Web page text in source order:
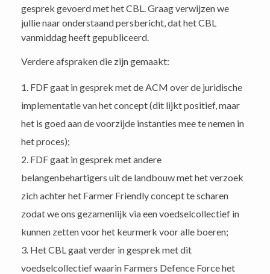
gesprek gevoerd met het CBL. Graag verwijzen we
jullie naar onderstaand persbericht, dat het CBL
vanmiddag heeft gepubliceerd.
Verdere afspraken die zijn gemaakt:
FDF gaat in gesprek met de ACM over de juridische
implementatie van het concept (dit lijkt positief, maar
het is goed aan de voorzijde instanties mee te nemen in
het proces);
FDF gaat in gesprek met andere
belangenbehartigers uit de landbouw met het verzoek
zich achter het Farmer Friendly concept te scharen
zodat we ons gezamenlijk via een voedselcollectief in
kunnen zetten voor het keurmerk voor alle boeren;
Het CBL gaat verder in gesprek met dit
voedselcollectief waarin Farmers Defence Force het